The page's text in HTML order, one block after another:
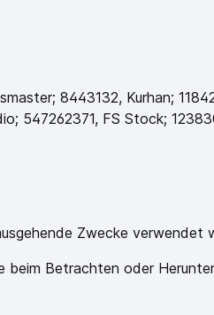
8443132, Kurhan;
547262371, FS Stock;
Zwecke verwendet
Betrachten oder